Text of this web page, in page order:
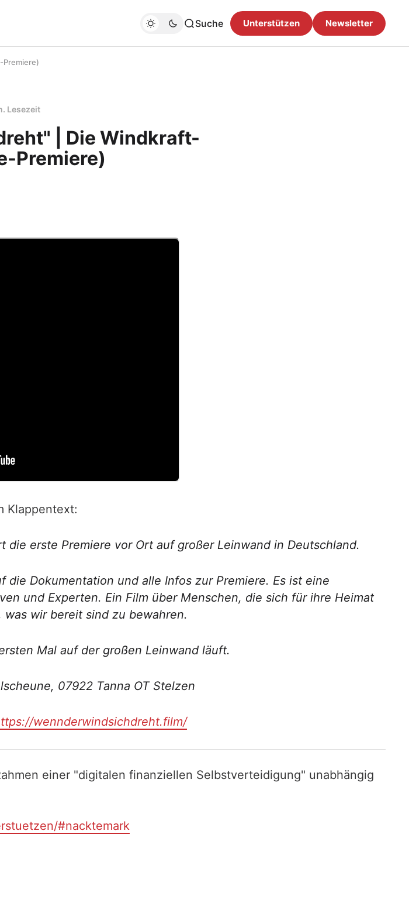
Suche Unterstützen Newsletter
Premiere)
Lesezeit
| Die Windkraft-
Premiere)
Klappentext:
erste Premiere vor Ort auf großer Leinwand in Deutschland.
Dokumentation und alle Infos zur Premiere. Es ist eine
und Experten. Ein Film über Menschen, die sich für ihre Heimat
wir bereit sind zu bewahren.
Mal auf der großen Leinwand läuft.
07922 Tanna OT Stelzen
wennderwindsichdreht.film/
einer "digitalen finanziellen Selbstverteidigung" unabhängig
#nacktemark